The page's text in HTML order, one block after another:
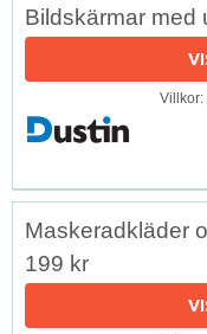
Bildskärmar med
Villkor:
Maskeradkläder
199 kr